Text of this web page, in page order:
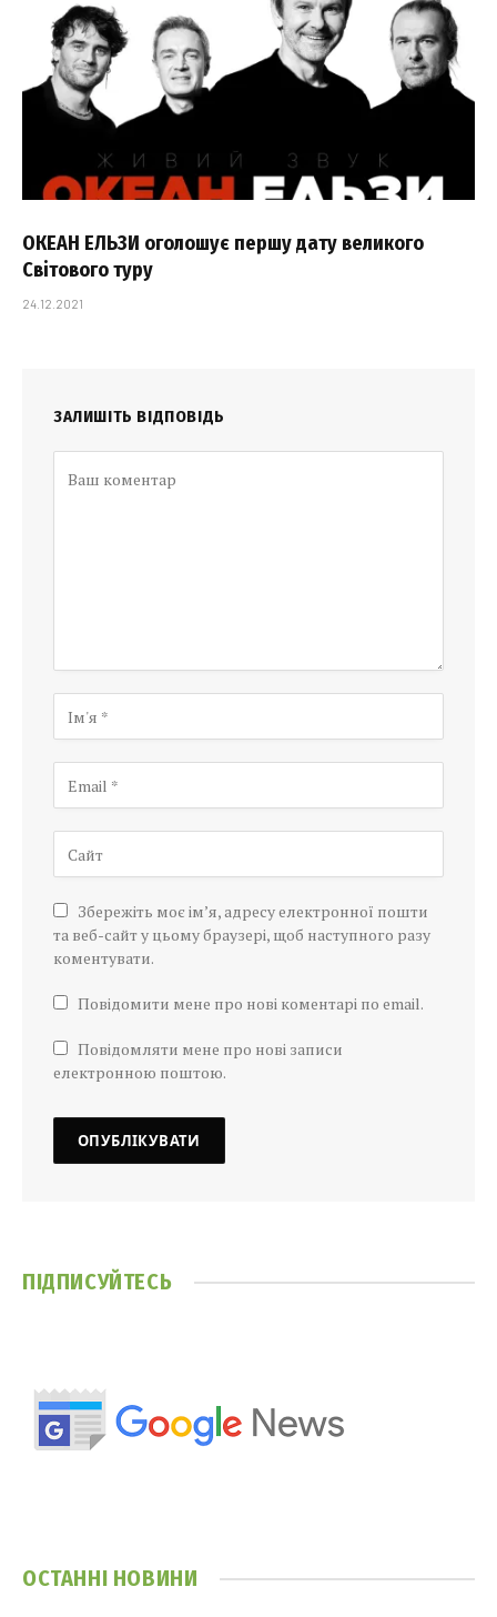
ОКЕАН ЕЛЬЗИ оголошує першу дату великого
Світового туру
24.12.2021
ЗАЛИШІТЬ ВІДПОВІДЬ
Збережіть моє ім’я, адресу електронної пошти
та веб-сайт у цьому браузері, щоб наступного разу
коментувати.
Повідомити мене про нові коментарі по email.
Повідомляти мене про нові записи
електронною поштою.
ПІДПИСУЙТЕСЬ
ОСТАННІ НОВИНИ